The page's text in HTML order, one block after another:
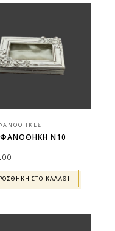
Ν10
ΣΤΟ ΚΑΛΆΘΙ